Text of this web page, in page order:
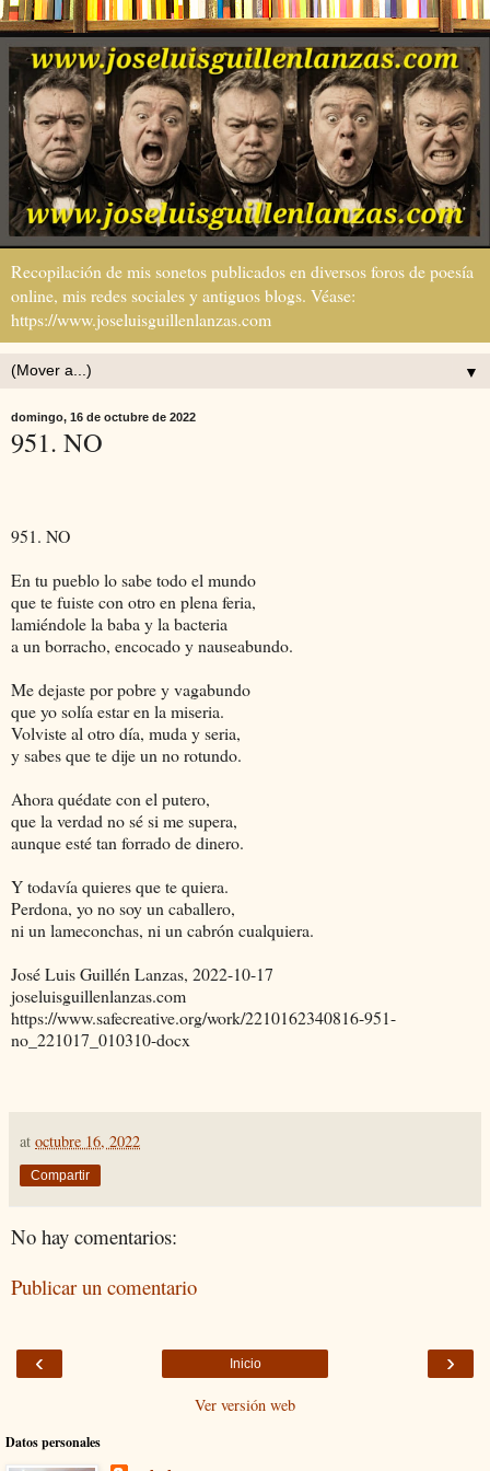
Recopilación de mis sonetos publicados en diversos foros de poesía
online, mis redes sociales y antiguos blogs. Véase:
https://www.joseluisguillenlanzas.com
▼
domingo, 16 de octubre de 2022
951. NO
951. NO
En tu pueblo lo sabe todo el mundo
que te fuiste con otro en plena feria,
lamiéndole la baba y la bacteria
a un borracho, encocado y nauseabundo.
Me dejaste por pobre y vagabundo
que yo solía estar en la miseria.
Volviste al otro día, muda y seria,
y sabes que te dije un no rotundo.
Ahora quédate con el putero,
que la verdad no sé si me supera,
aunque esté tan forrado de dinero.
Y todavía quieres que te quiera.
Perdona, yo no soy un caballero,
ni un lameconchas, ni un cabrón cualquiera.
José Luis Guillén Lanzas, 2022-10-17
joseluisguillenlanzas.com
https://www.safecreative.org/work/2210162340816-951-
no_221017_010310-docx
at octubre 16, 2022
Compartir
No hay comentarios:
Publicar un comentario
‹ ›
Inicio
Ver versión web
Datos personales